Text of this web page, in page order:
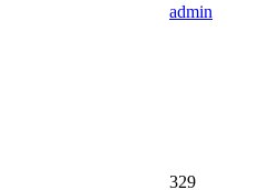
admin
329